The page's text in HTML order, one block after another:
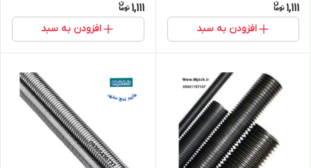
1,111
افزودن به سبد
1,111
افزودن به سبد